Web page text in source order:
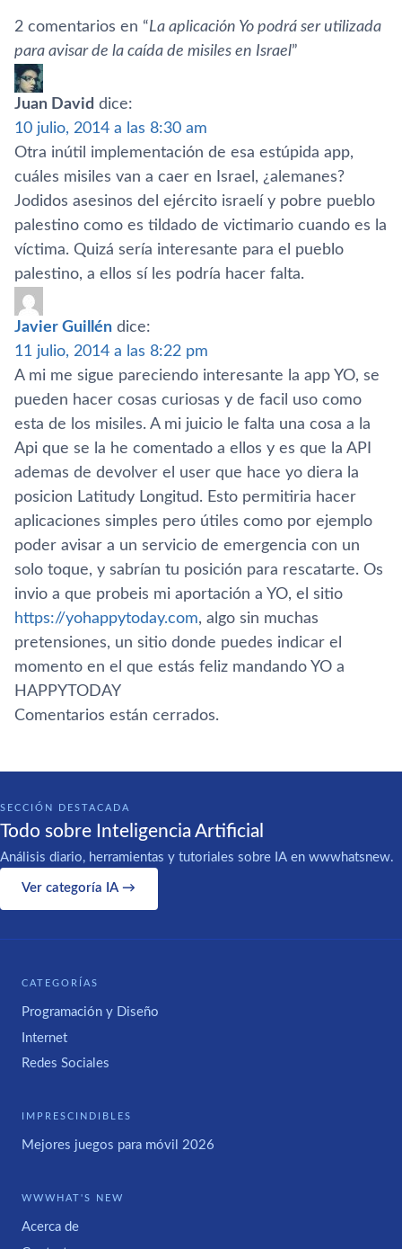
2 comentarios en “La aplicación Yo podrá ser utilizada
para avisar de la caí­da de misiles en Israel”
Juan David dice:
10 julio, 2014 a las 8:30 am
Otra inútil implementación de esa estúpida app,
cuáles misiles van a caer en Israel, ¿alemanes?
Jodidos asesinos del ejército israelí­ y pobre pueblo
palestino como es tildado de victimario cuando es la
ví­ctima. Quizá serí­a interesante para el pueblo
palestino, a ellos sí­ les podrí­a hacer falta.
Javier Guillén dice:
11 julio, 2014 a las 8:22 pm
A mi me sigue pareciendo interesante la app YO, se
pueden hacer cosas curiosas y de facil uso como
esta de los misiles. A mi juicio le falta una cosa a la
Api que se la he comentado a ellos y es que la API
ademas de devolver el user que hace yo diera la
posicion Latitudy Longitud. Esto permitiria hacer
aplicaciones simples pero útiles como por ejemplo
poder avisar a un servicio de emergencia con un
solo toque, y sabrí­an tu posición para rescatarte. Os
invio a que probeis mi aportación a YO, el sitio
https://yohappytoday.com, algo sin muchas
pretensiones, un sitio donde puedes indicar el
momento en el que estás feliz mandando YO a
HAPPYTODAY
Comentarios están cerrados.
SECCIÓN DESTACADA
Todo sobre Inteligencia Artificial
Análisis diario, herramientas y tutoriales sobre IA en wwwhatsnew.
Ver categoría IA →
CATEGORÍAS
Programación y Diseño
Internet
Redes Sociales
IMPRESCINDIBLES
Mejores juegos para móvil 2026
WWWHAT'S NEW
Acerca de